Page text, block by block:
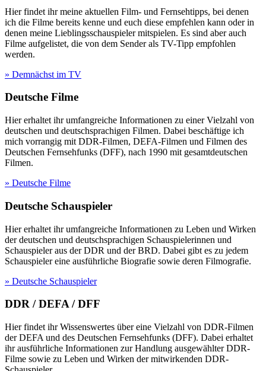
Hier findet ihr meine aktuellen Film- und Fernsehtipps, bei denen
ich die Filme bereits kenne und euch diese empfehlen kann oder in
denen meine Lieblingsschauspieler mitspielen. Es sind aber auch
Filme aufgelistet, die von dem Sender als TV-Tipp empfohlen
werden.
» Demnächst im TV
Deutsche Filme
Hier erhaltet ihr umfangreiche Informationen zu einer Vielzahl von
deutschen und deutschsprachigen Filmen. Dabei beschäftige ich
mich vorrangig mit DDR-Filmen, DEFA-Filmen und Filmen des
Deutschen Fernsehfunks (DFF), nach 1990 mit gesamtdeutschen
Filmen.
» Deutsche Filme
Deutsche Schauspieler
Hier erhaltet ihr umfangreiche Informationen zu Leben und Wirken
der deutschen und deutschsprachigen Schauspielerinnen und
Schauspieler aus der DDR und der BRD. Dabei gibt es zu jedem
Schauspieler eine ausführliche Biografie sowie deren Filmografie.
» Deutsche Schauspieler
DDR / DEFA / DFF
Hier findet ihr Wissenswertes über eine Vielzahl von DDR-Filmen
der DEFA und des Deutschen Fernsehfunks (DFF). Dabei erhaltet
ihr ausführliche Informationen zur Handlung ausgewählter DDR-
Filme sowie zu Leben und Wirken der mitwirkenden DDR-